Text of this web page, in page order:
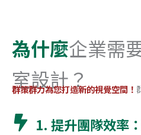
為什麼企業需
室設計？
群策群力為您打造新的視覺空間！
1. 提升團隊效率